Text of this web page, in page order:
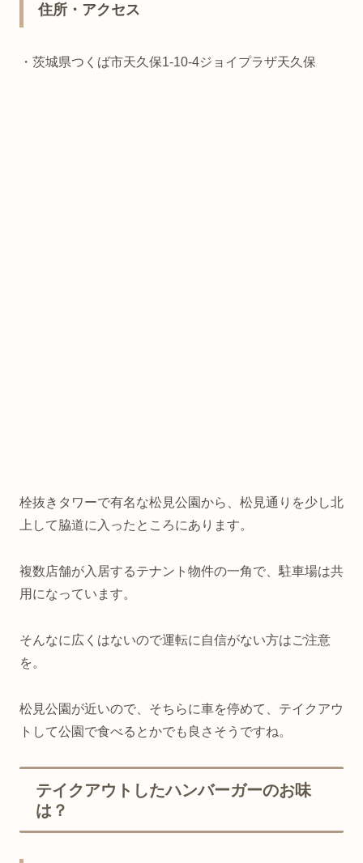
住所・アクセス
・茨城県つくば市天久保1-10-4ジョイプラザ天久保
栓抜きタワーで有名な松見公園から、松見通りを少し北
上して脇道に入ったところにあります。
複数店舗が入居するテナント物件の一角で、駐車場は共
用になっています。
そんなに広くはないので運転に自信がない方はご注意
を。
松見公園が近いので、そちらに車を停めて、テイクアウ
トして公園で食べるとかでも良さそうですね。
テイクアウトしたハンバーガーのお味
は？